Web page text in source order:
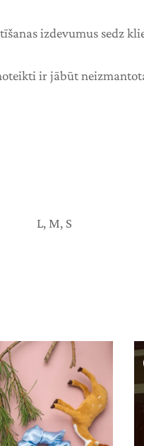
izdevumus sedz
ir jābūt
L, M, S